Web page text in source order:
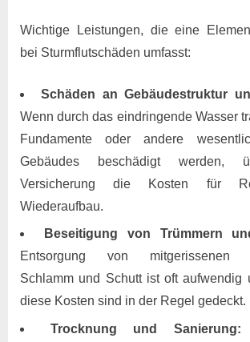
Wichtige Leistungen, die eine
bei Sturmflutschäden umfasst:
Schäden an Gebäudestruktur
Wenn durch das eindringende Wasser
Fundamente oder andere
Gebäudes beschädigt werden,
Versicherung die Kosten für
Wiederaufbau.
Beseitigung von Trümmern
Entsorgung von mitgerissenen
Schlamm und Schutt ist oft aufwendig
diese Kosten sind in der Regel gedeckt.
Trocknung und Sanierung: